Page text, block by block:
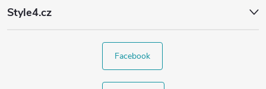
Style4.cz
Facebook